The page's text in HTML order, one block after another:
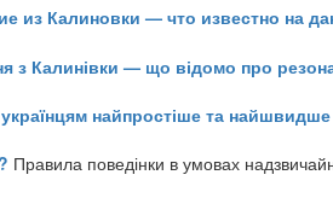
из Калиновки — что известно на
з Калинівки — що відомо про
найпростіше та
Правила поведінки в умовах